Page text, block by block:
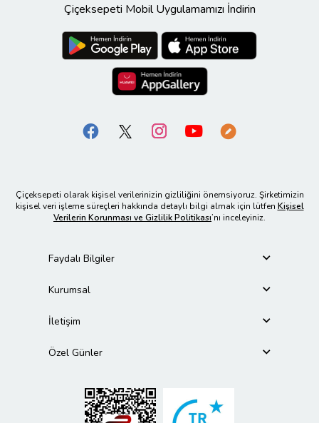
Çiçeksepeti Mobil Uygulamamızı İndirin
Çiçeksepeti olarak kişisel verilerinizin gizliliğini önemsiyoruz. Şirketimizin
kişisel veri işleme süreçleri hakkında detaylı bilgi almak için lütfen Kişisel
Verilerin Korunması ve Gizlilik Politikası’nı inceleyiniz.
Faydalı Bilgiler
Kurumsal
İletişim
Özel Günler